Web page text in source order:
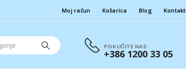
Moj račun Košarica Blog Kontakt
POKLIČITE NAS
+386 1200 33 05